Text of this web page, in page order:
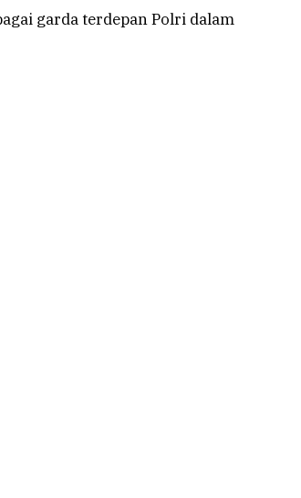
garda terdepan Polri dalam